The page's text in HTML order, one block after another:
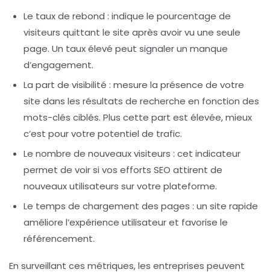
Le taux de rebond : indique le pourcentage de
visiteurs quittant le site après avoir vu une seule
page. Un taux élevé peut signaler un manque
d’engagement.
La part de visibilité : mesure la présence de votre
site dans les résultats de recherche en fonction des
mots-clés ciblés. Plus cette part est élevée, mieux
c’est pour votre potentiel de trafic.
Le nombre de nouveaux visiteurs : cet indicateur
permet de voir si vos efforts SEO attirent de
nouveaux utilisateurs sur votre plateforme.
Le temps de chargement des pages : un site rapide
améliore l’expérience utilisateur et favorise le
référencement.
En surveillant ces métriques, les entreprises peuvent